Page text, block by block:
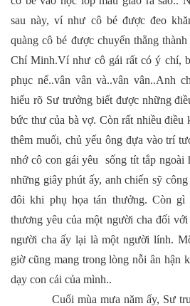
sau này, ví như cô bé được đeo
quàng cô bé được chuyển thẳng
Chí Minh.Ví như cô gái rất có ý chí,
phục nể..vân vân và..vân vân..Anh
hiểu rõ Sư trưởng biết được những
bức thư của bà vợ. Còn rất nhiều điều
thêm muối, chủ yếu ông đựa vào trí
nhớ cô con gái yêu sống tít tắp ngoài
những giây phút ấy, anh chiến sỹ
đôi khi phụ họa tán thưởng. Còn gì
thương yêu của một người cha đối
người cha ấy lại là một người lính.
giờ cũng mang trong lòng nỗi ân hận
dạy con cái của mình..
Cuối mùa mưa năm ấy, Sư